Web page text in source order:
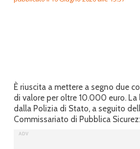
È riuscita a mettere a segno due
di valore per oltre 10.000 euro.
dalla Polizia di Stato, a seguito
Commissariato di Pubblica